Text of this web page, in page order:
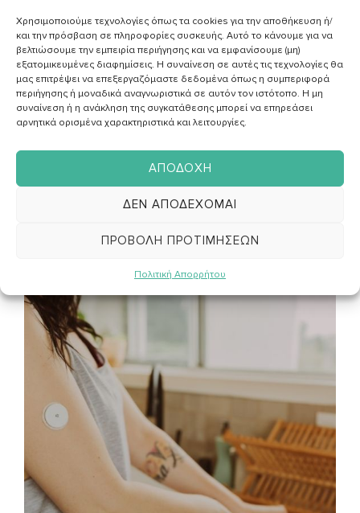
Χρησιμοποιούμε τεχνολογίες όπως τα cookies για την αποθήκευση ή/
και την πρόσβαση σε πληροφορίες συσκευής. Αυτό το κάνουμε για να
βελτιώσουμε την εμπειρία περιήγησης και να εμφανίσουμε (μη)
εξατομικευμένες διαφημίσεις. Η συναίνεση σε αυτές τις τεχνολογίες θα
μας επιτρέψει να επεξεργαζόμαστε δεδομένα όπως η συμπεριφορά
περιήγησης ή μοναδικά αναγνωριστικά σε αυτόν τον ιστότοπο. Η μη
συναίνεση ή η ανάκληση της συγκατάθεσης μπορεί να επηρεάσει
αρνητικά ορισμένα χαρακτηριστικά και λειτουργίες.
ΑΠΟΔΟΧΉ
ΔΕΝ ΑΠΟΔΈΧΟΜΑΙ
ΠΡΟΒΟΛΉ ΠΡΟΤΙΜΉΣΕΩΝ
Πολιτική Απορρήτου
να διαβάσεις τα σημαντικότερα.
Προλαμβάνεις τις σοβαρές επιπλοκές της
νόσου.
Βελτιώνεις την υγεία σου και ελέγχεις το βάρος
σου.
ΘΕΛΩ ΝΑ ΞΕΚΙΝΗΣΩ